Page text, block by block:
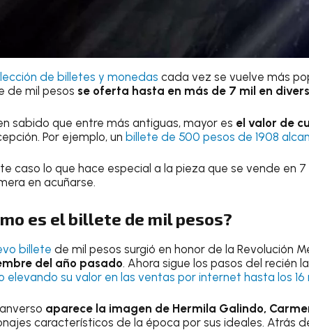
de billetes y monedas cada vez se vuelve más
de mil pesos se oferta hasta en más de 7 mil en
sabido que entre más antiguas, mayor es el valor de
Por ejemplo, un billete de 500 pesos de 1908
caso lo que hace especial a la pieza que se vende en
en acuñarse.
es el billete de mil pesos?
billete de mil pesos surgió en honor de la Revolución
del año pasado. Ahora sigue los pasos del recién
elevando su valor en las ventas por internet hasta los 16
aparece la imagen de Hermila Galindo,
característicos de la época por sus ideales. Atrás